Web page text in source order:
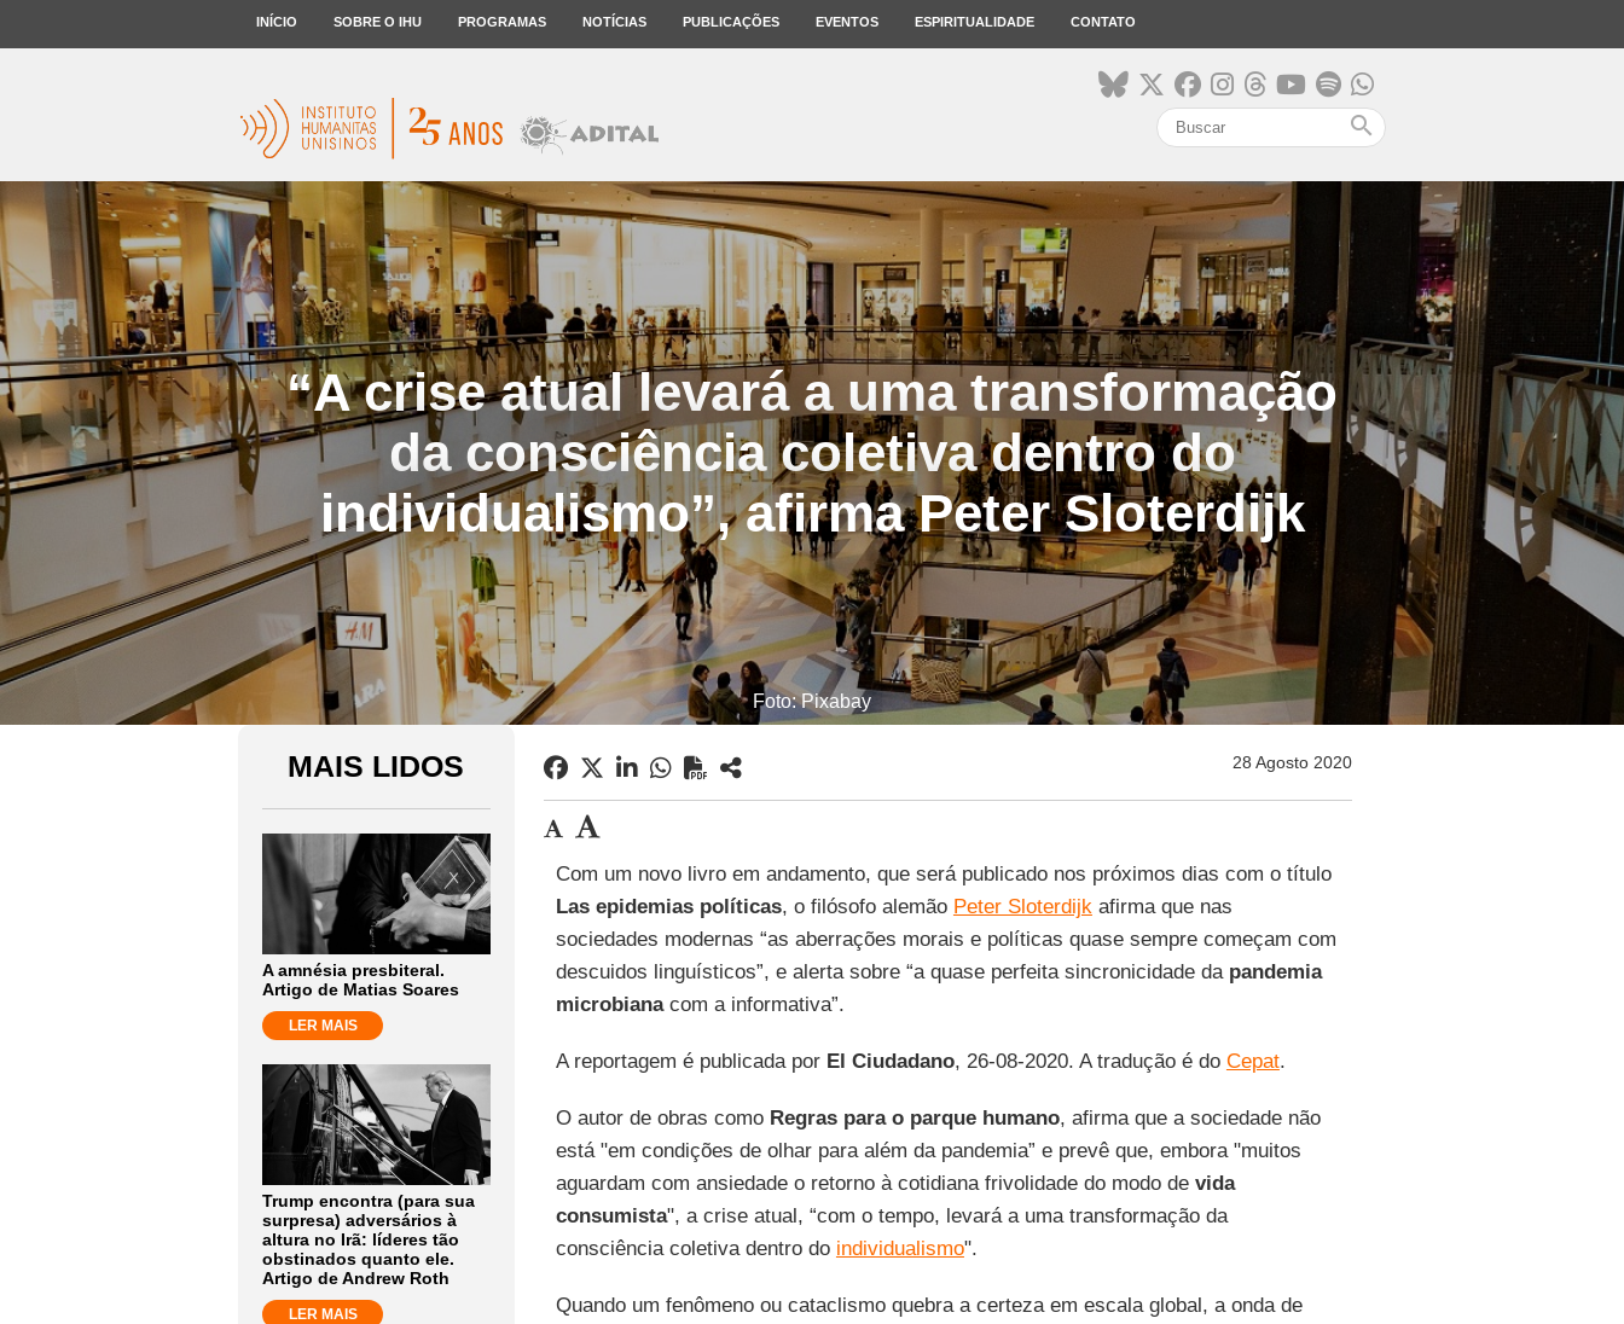
INÍCIO SOBRE O IHU PROGRAMAS NOTÍCIAS PUBLICAÇÕES EVENTOS ESPIRITUALIDADE CONTATO
search
“A crise atual levará a uma transformação
da consciência coletiva dentro do
individualismo”, afirma Peter Sloterdijk
Foto: Pixabay
MAIS LIDOS
A amnésia presbiteral.
Artigo de Matias Soares
LER MAIS
Trump encontra (para sua
surpresa) adversários à
altura no Irã: líderes tão
obstinados quanto ele.
Artigo de Andrew Roth
LER MAIS
28 Agosto 2020
Com um novo livro em andamento, que será publicado nos próximos dias com o título
Las epidemias políticas, o filósofo alemão Peter Sloterdijkafirma que nas
sociedades modernas “as aberrações morais e políticas quase sempre começam com
descuidos linguísticos”, e alerta sobre “a quase perfeita sincronicidade da pandemia
microbianacom a informativa”.
A reportagem é publicada por El Ciudadano, 26-08-2020. A tradução é do Cepat.
O autor de obras como Regras para o parque humano, afirma que a sociedade não
está "em condições de olhar para além da pandemia” e prevê que, embora "muitos
aguardam com ansiedade o retorno à cotidiana frivolidade do modo de vida
consumista", a crise atual, “com o tempo, levará a uma transformação da
consciência coletiva dentro do individualismo".
Quando um fenômeno ou cataclismo quebra a certeza em escala global, a onda de